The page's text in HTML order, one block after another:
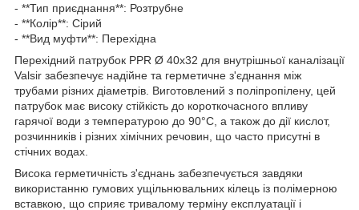
- **Тип приєднання**: Розтрубне
- **Колір**: Сірий
- **Вид муфти**: Перехідна
Перехідний патрубок PPR Ø 40х32 для внутрішньої каналізації
Valsir забезпечує надійне та герметичне з'єднання між
трубами різних діаметрів. Виготовлений з поліпропілену, цей
патрубок має високу стійкість до короткочасного впливу
гарячої води з температурою до 90°C, а також до дії кислот,
розчинників і різних хімічних речовин, що часто присутні в
стічних водах.
Висока герметичність з'єднань забезпечується завдяки
використанню гумових ущільнювальних кілець із полімерною
вставкою, що сприяє тривалому терміну експлуатації і